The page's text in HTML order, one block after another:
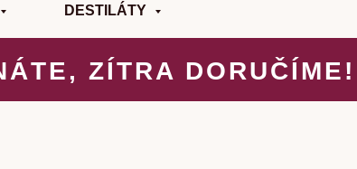
DESTILÁTY
ZÍTRA DORUČÍME!